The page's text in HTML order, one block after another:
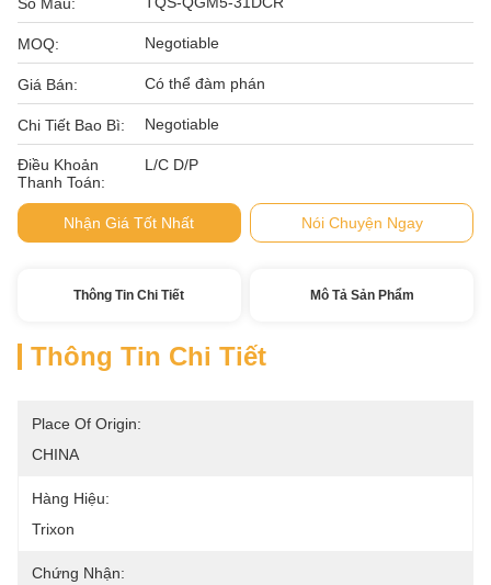
MOQ: Negotiable
Giá Bán: Có thể đàm phán
Chi Tiết Bao Bì: Negotiable
Điều Khoản
Thanh Toán:
L/C D/P
Nhận Giá Tốt Nhất Nói Chuyện Ngay
Thông Tin Chi Tiết Mô Tả Sản Phẩm
Thông Tin Chi Tiết
Place Of Origin:
CHINA
Hàng Hiệu:
Trixon
Chứng Nhận: